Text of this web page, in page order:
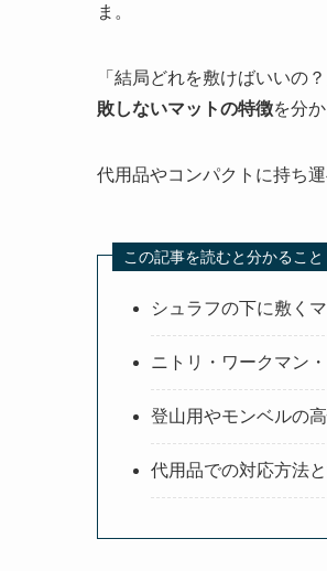
ま。
「結局どれを敷けばいいの
敗しないマットの特徴を分
代用品やコンパクトに持ち
この記事を読むと分かること
シュラフの下に敷く
ニトリ・ワークマン
登山用やモンベルの
代用品での対応方法